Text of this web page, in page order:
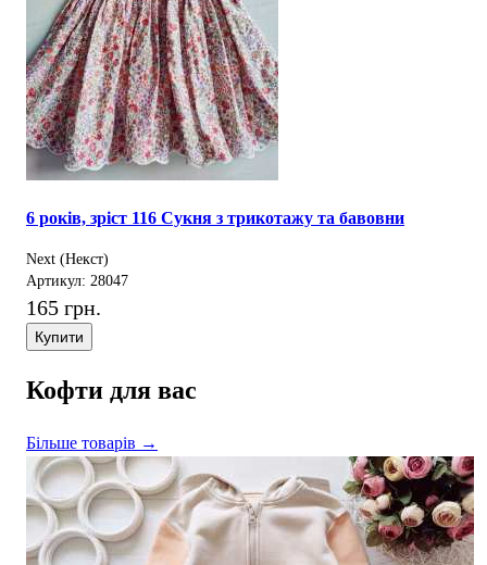
6 років, зріст 116 Сукня з трикотажу та бавовни
Next (Некст)
Артикул: 28047
165 грн.
Купити
Кофти для вас
Більше товарів →